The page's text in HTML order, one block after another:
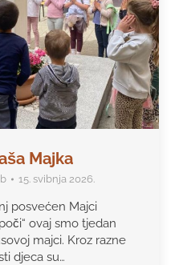
Majka
15. svibnja 2026.
posvećen Majci
ovaj smo tjedan
majci. Kroz razne
djeca su…